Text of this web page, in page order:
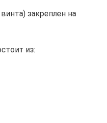
закреплен на
из: